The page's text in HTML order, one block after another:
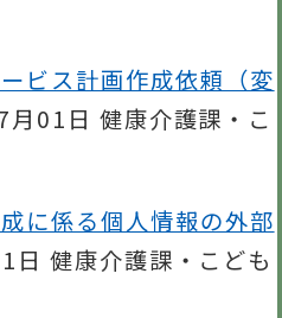
ビス計画作成依頼（変
01日 健康介護課・こ
に係る個人情報の外部
日 健康介護課・こども